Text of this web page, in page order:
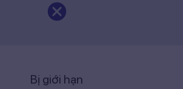
Bị giới hạn